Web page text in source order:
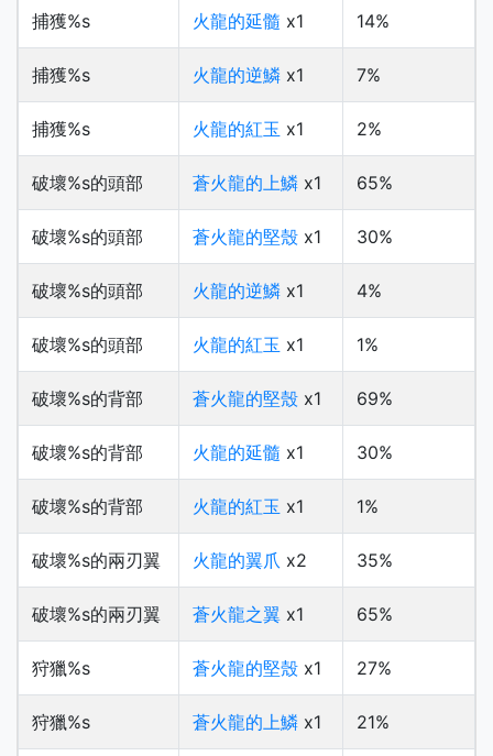
捕獲%s 火龍的延髓 x1 14%
捕獲%s 火龍的逆鱗 x1 7%
捕獲%s 火龍的紅玉 x1 2%
破壞%s的頭部 蒼火龍的上鱗 x1 65%
破壞%s的頭部 蒼火龍的堅殼 x1 30%
破壞%s的頭部 火龍的逆鱗 x1 4%
破壞%s的頭部 火龍的紅玉 x1 1%
破壞%s的背部 蒼火龍的堅殼 x1 69%
破壞%s的背部 火龍的延髓 x1 30%
破壞%s的背部 火龍的紅玉 x1 1%
破壞%s的兩刃翼 火龍的翼爪 x2 35%
破壞%s的兩刃翼 蒼火龍之翼 x1 65%
狩獵%s 蒼火龍的堅殼 x1 27%
狩獵%s 蒼火龍的上鱗 x1 21%